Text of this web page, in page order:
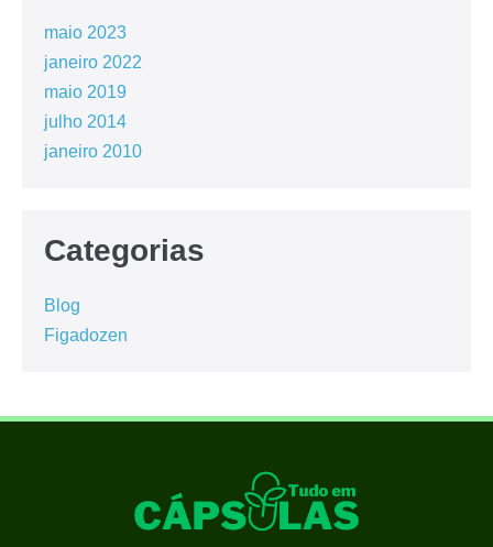
maio 2023
janeiro 2022
maio 2019
julho 2014
janeiro 2010
Categorias
Blog
Figadozen